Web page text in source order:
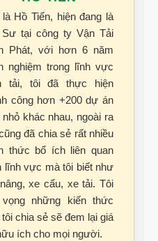
là Hồ Tiến, hiện đang là
tại công ty Vận Tải
Phát, với hơn 6 năm
nghiệm trong lĩnh vực
tải, tôi đã thực hiện
công hơn +200 dự án
nhỏ khác nhau, ngoài ra
đã chia sẻ rất nhiều
thức bổ ích liên quan
lĩnh vực mà tôi biết như
xe cẩu, xe tải. Tôi
những kiến thức
tôi chia sẻ sẽ đem lại giá
ích cho mọi người.